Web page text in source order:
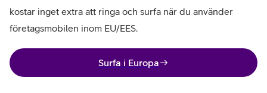
kostar inget extra att ringa och surfa när du använder
företagsmobilen inom EU/EES.
Surfa i Europa